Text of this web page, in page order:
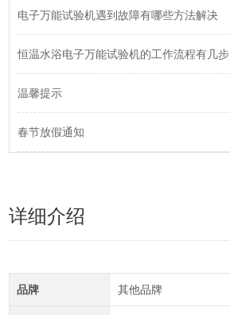
电子万能试验机遇到故障有哪些方法解决
恒温水浴电子万能试验机的工作流程有几步
温馨提示
春节放假通知
详细介绍
品牌 其他品牌